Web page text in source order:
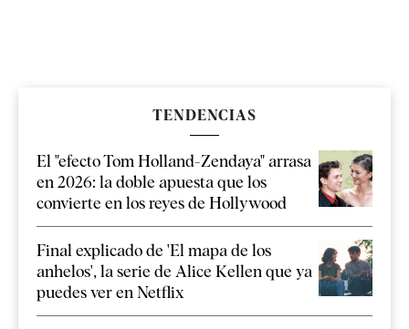
TENDENCIAS
El "efecto Tom Holland-Zendaya" arrasa
en 2026: la doble apuesta que los
convierte en los reyes de Hollywood
Final explicado de 'El mapa de los
anhelos', la serie de Alice Kellen que ya
puedes ver en Netflix